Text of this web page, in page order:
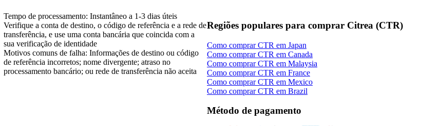
Tempo de processamento: Instantâneo a 1-3 dias úteis
Verifique a conta de destino, o código de referência e a rede de
transferência, e use uma conta bancária que coincida com a
sua verificação de identidade
Motivos comuns de falha: Informações de destino ou código
de referência incorretos; nome divergente; atraso no
processamento bancário; ou rede de transferência não aceita
Regiões populares para comprar Citrea (CTR)
Como comprar CTR em Japan
Como comprar CTR em Canada
Como comprar CTR em Malaysia
Como comprar CTR em France
Como comprar CTR em Mexico
Como comprar CTR em Brazil
Método de pagamento